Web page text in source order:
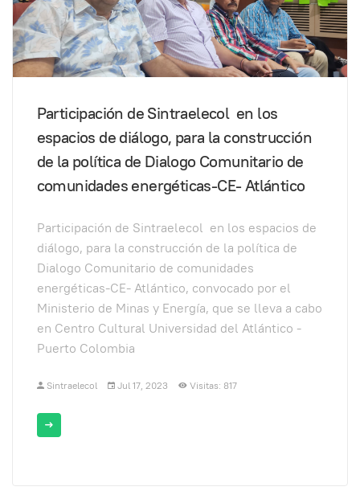
Participación de Sintraelecol en los
espacios de diálogo, para la construcción
de la política de Dialogo Comunitario de
comunidades energéticas-CE- Atlántico
Participación de Sintraelecol en los espacios de
diálogo, para la construcción de la política de
Dialogo Comunitario de comunidades
energéticas-CE- Atlántico, convocado por el
Ministerio de Minas y Energía, que se lleva a cabo
en Centro Cultural Universidad del Atlántico -
Puerto Colombia
Sintraelecol Jul 17, 2023 Visitas: 817